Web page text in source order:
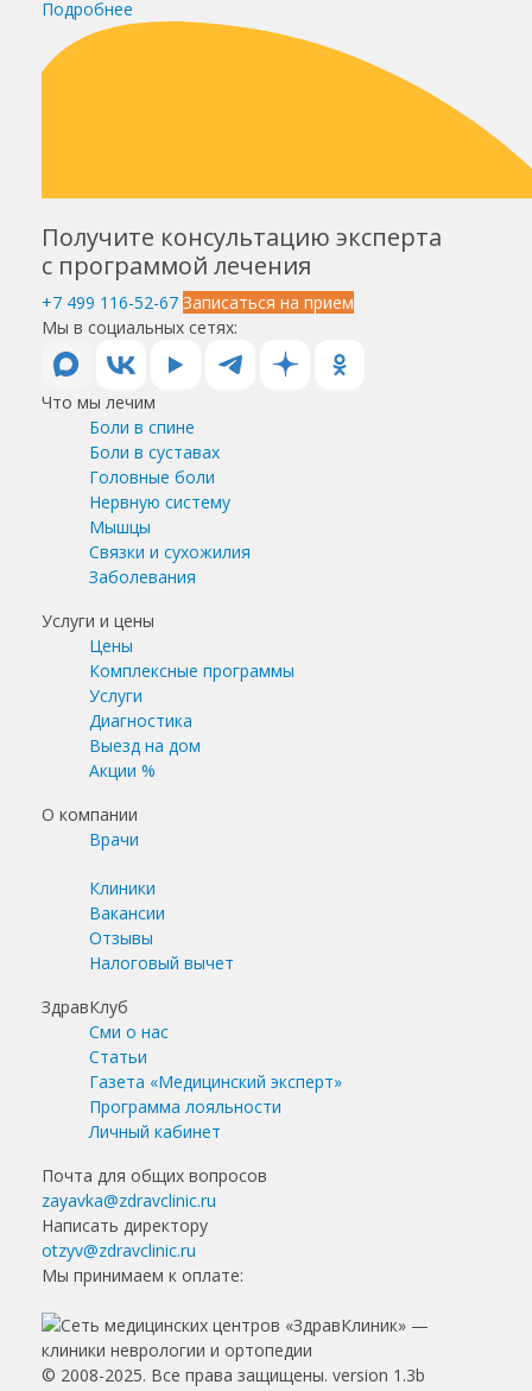
Подробнее
Получите консультацию эксперта
с программой лечения
+7 499 116-52-67 Записаться на прием
Мы в социальных сетях:
Что мы лечим
Боли в спине
Боли в суставах
Головные боли
Нервную систему
Мышцы
Связки и сухожилия
Заболевания
Услуги и цены
Цены
Комплексные программы
Услуги
Диагностика
Выезд на дом
Акции %
О компании
Врачи
Клиники
Вакансии
Отзывы
Налоговый вычет
ЗдравКлуб
Сми о нас
Статьи
Газета «Медицинский эксперт»
Программа лояльности
Личный кабинет
Почта для общих вопросов
zayavka@zdravclinic.ru
Написать директору
otzyv@zdravclinic.ru
Мы принимаем к оплате:
© 2008-2025. Все права защищены. version 1.3b